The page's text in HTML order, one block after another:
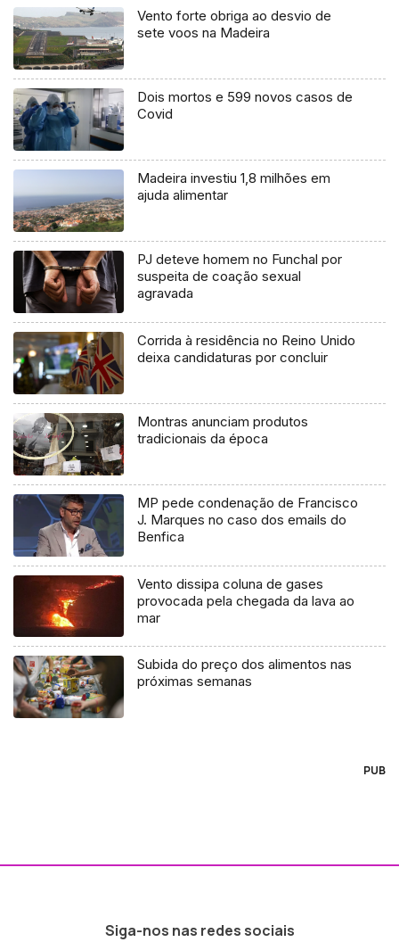
Vento forte obriga ao desvio de
sete voos na Madeira
Dois mortos e 599 novos casos de
Covid
Madeira investiu 1,8 milhões em
ajuda alimentar
PJ deteve homem no Funchal por
suspeita de coação sexual
agravada
Corrida à residência no Reino Unido
deixa candidaturas por concluir
Montras anunciam produtos
tradicionais da época
MP pede condenação de Francisco
J. Marques no caso dos emails do
Benfica
Vento dissipa coluna de gases
provocada pela chegada da lava ao
mar
Subida do preço dos alimentos nas
próximas semanas
PUB
Siga-nos nas redes sociais